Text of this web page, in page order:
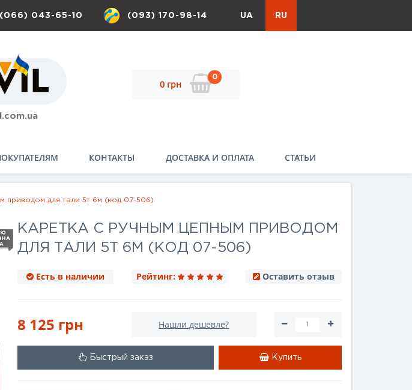
(066) 043-65-10 (093) 170-98-14 UA RU
0 грн
0
КОНТАКТЫ ДОСТАВКА И ОПЛАТА СТАТЬИ
приводом для тали 5т 6м (код 07-506)
КАРЕТКА С РУЧНЫМ ЦЕПНЫМ ПРИВОДОМ
ДЛЯ ТАЛИ 5Т 6М (КОД 07-506)
Есть в наличии Рейтинг: Оставить отзыв
8 125 грн Нашли дешевле?
Быстрый заказ Купить